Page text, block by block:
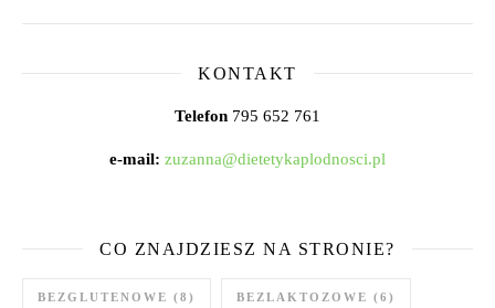
KONTAKT
Telefon 795 652 761
e-mail: zuzanna@dietetykaplodnosci.pl
CO ZNAJDZIESZ NA STRONIE?
BEZGLUTENOWE (8) BEZLAKTOZOWE (6)